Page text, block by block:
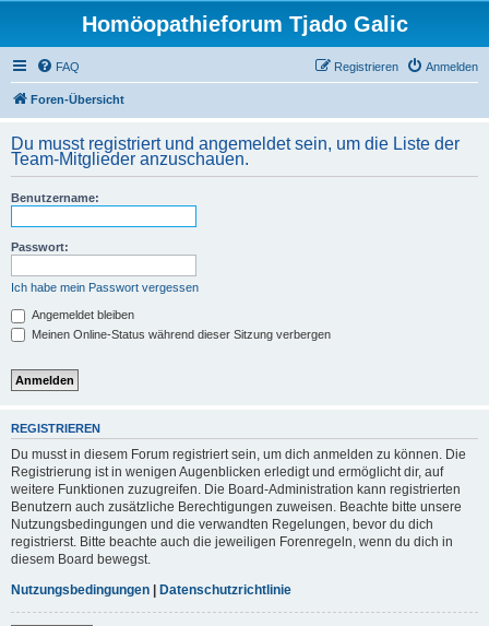
Homöopathieforum Tjado Galic
FAQ Anmelden
Registrieren
Foren-Übersicht
Du musst registriert und angemeldet sein, um die Liste der
Team-Mitglieder anzuschauen.
Benutzername:
Passwort:
Ich habe mein Passwort vergessen
Angemeldet bleiben
Meinen Online-Status während dieser Sitzung verbergen
REGISTRIEREN
Du musst in diesem Forum registriert sein, um dich anmelden zu können. Die
Registrierung ist in wenigen Augenblicken erledigt und ermöglicht dir, auf
weitere Funktionen zuzugreifen. Die Board-Administration kann registrierten
Benutzern auch zusätzliche Berechtigungen zuweisen. Beachte bitte unsere
Nutzungsbedingungen und die verwandten Regelungen, bevor du dich
registrierst. Bitte beachte auch die jeweiligen Forenregeln, wenn du dich in
diesem Board bewegst.
Nutzungsbedingungen | Datenschutzrichtlinie